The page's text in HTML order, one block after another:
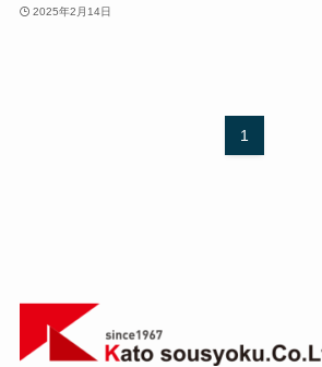
2025年2月14日
1